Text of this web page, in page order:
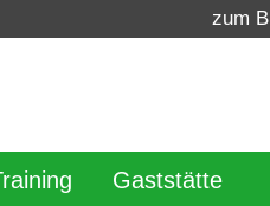
zum
Gaststätte